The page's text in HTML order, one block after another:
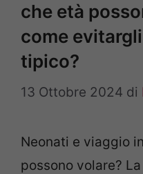
che età
come
tipico?
13 Ottobre 2024 di
Neonati e viaggio
possono volare?